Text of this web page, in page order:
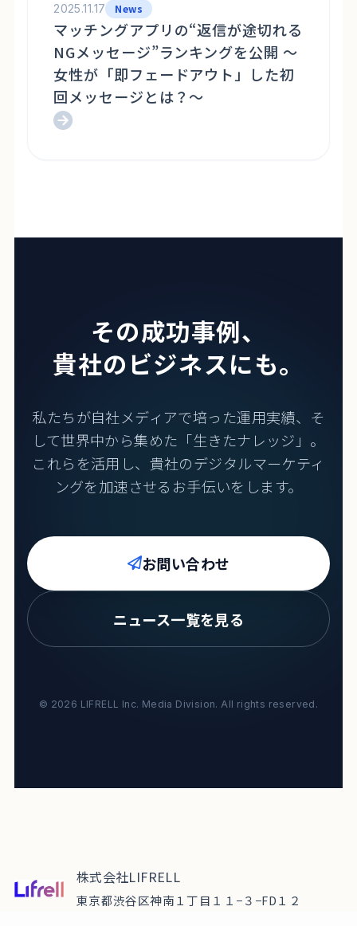
2025.11.17 News
マッチングアプリの“返信が途切れる
NGメッセージ”ランキングを公開 ～
女性が「即フェードアウト」した初
回メッセージとは？～
その成功事例、
貴社のビジネスにも。
私たちが自社メディアで培った運用実績、 そ
して世界中から集めた「生きたナレッジ」。
これらを活用し、貴社のデジタルマーケティ
ングを加速させるお手伝いをします。
お問い合わせ
ニュース一覧を見る
© 2026 LIFRELL Inc. Media Division. All rights reserved.
株式会社LIFRELL
東京都渋谷区神南１丁目１１−３−FD１２